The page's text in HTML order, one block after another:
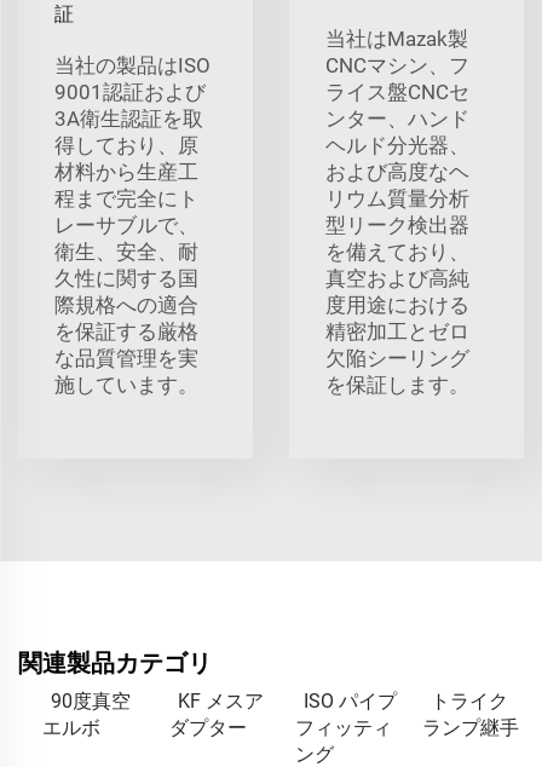
証
当社の製品はISO
9001認証および
3A衛生認証を取
得しており、原
材料から生産工
程まで完全にト
レーサブルで、
衛生、安全、耐
久性に関する国
際規格への適合
を保証する厳格
な品質管理を実
施しています。
当社はMazak製
CNCマシン、フ
ライス盤CNCセ
ンター、ハンド
ヘルド分光器、
および高度なヘ
リウム質量分析
型リーク検出器
を備えており、
真空および高純
度用途における
精密加工とゼロ
欠陥シーリング
を保証します。
関連製品カテゴリ
90度真空
エルボ
KF メスア
ダプター
ISO パイプ
フィッティ
ング
トライク
ランプ継手